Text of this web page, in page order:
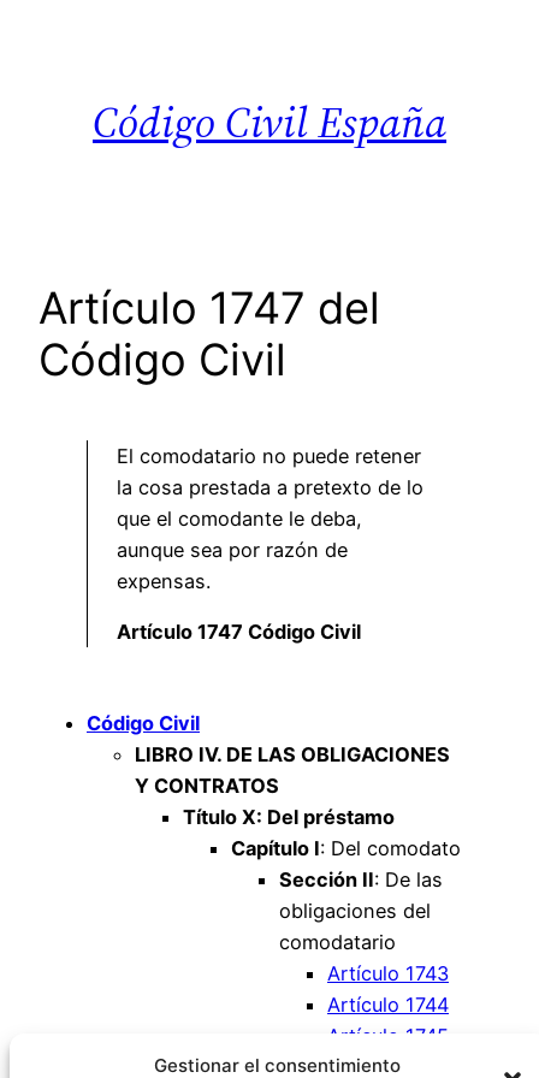
Gestionar el consentimiento
Código Civil España
Artículo 1747 del
Código Civil
El comodatario no puede retener
la cosa prestada a pretexto de lo
que el comodante le deba,
aunque sea por razón de
expensas.
Artículo 1747 Código Civil
Código Civil
LIBRO IV. DE LAS OBLIGACIONES
Y CONTRATOS
Título X: Del préstamo
Capítulo I: Del comodato
Sección II: De las
obligaciones del
comodatario
Artículo 1743
Artículo 1744
Artículo 1745
Artículo 1746